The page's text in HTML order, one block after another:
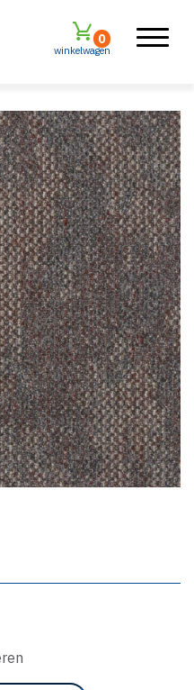
winkelwagen
0